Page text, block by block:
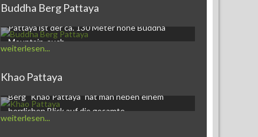
Buddha Berg Pattaya
auffälligsten, kulturellen Wahrzeichen von
Pattaya ist der ca. 130 Meter hohe Buddha
Mountain, auch…
weiterlesen...
Khao Pattaya
Khao Pattaya und goldener BuddhaAuf dem
Berg "Khao Pattaya" hat man neben einem
herrlichen Blick auf die gesamte…
weiterlesen...